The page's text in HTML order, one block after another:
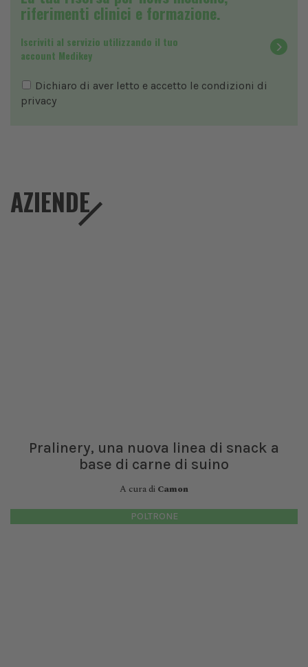
riferimenti clinici e formazione.
Iscriviti al servizio utilizzando il tuo
account Medikey
Dichiaro di aver letto e accetto le condizioni di
privacy
AZIENDE
Pralinery, una nuova linea di snack a
base di carne di suino
A cura di Camon
POLTRONE